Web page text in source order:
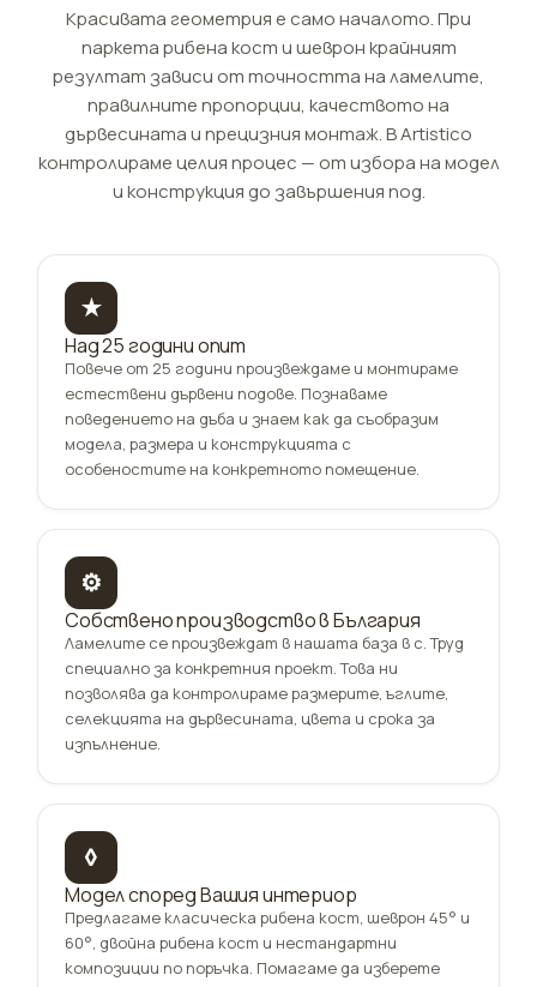
Красивата геометрия е само началото. При
паркета рибена кост и шеврон крайният
резултат зависи от точността на ламелите,
правилните пропорции, качеството на
дървесината и прецизния монтаж. В Artistico
контролираме целия процес — от избора на модел
и конструкция до завършения под.
★
Над 25 години опит
Повече от 25 години произвеждаме и монтираме
естествени дървени подове. Познаваме
поведението на дъба и знаем как да съобразим
модела, размера и конструкцията с
особеностите на конкретното помещение.
⚙
Собствено производство в България
Ламелите се произвеждат в нашата база в с. Труд
специално за конкретния проект. Това ни
позволява да контролираме размерите, ъглите,
селекцията на дървесината, цвета и срока за
изпълнение.
◊
Модел според Вашия интериор
Предлагаме класическа рибена кост, шеврон 45° и
60°, двойна рибена кост и нестандартни
композиции по поръчка. Помагаме да изберете